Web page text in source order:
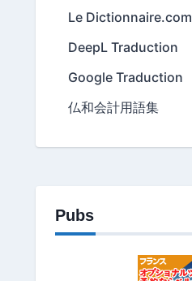
Le Dictionnaire.com
DeepL Traduction
Google Traduction
仏和会計用語集
Pubs